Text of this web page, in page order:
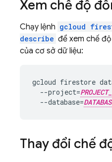
Xem chế độ
Chạy lệnh gcloud
describe để xem chế
của cơ sở dữ liệu:
gcloud firestore
--project=
--database=
Thay đổi chế